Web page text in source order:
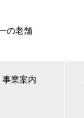
の老舗
事業案内